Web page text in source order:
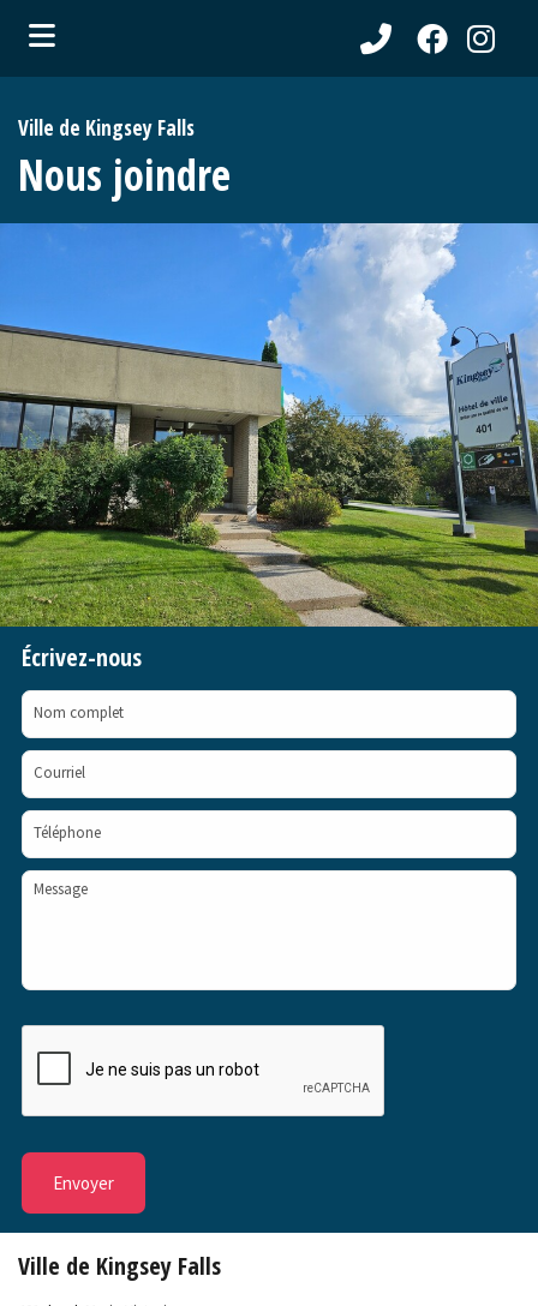
(Citoyens )
(Tourisme )
Ville de Kingsey Falls
Nous joindre
Écrivez-nous
Nom complet
Courriel
Téléphone
Message
Ville de Kingsey Falls